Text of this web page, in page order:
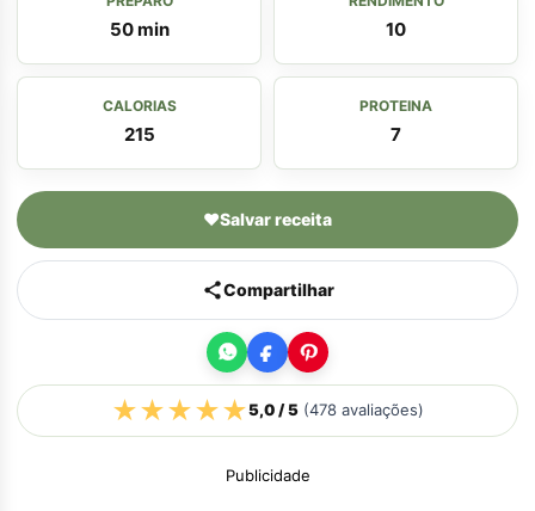
50 min 10
CALORIAS
215
PROTEINA
7
♥Salvar receita
Compartilhar
★★★★★5,0/ 5 (478 avaliações)
Publicidade